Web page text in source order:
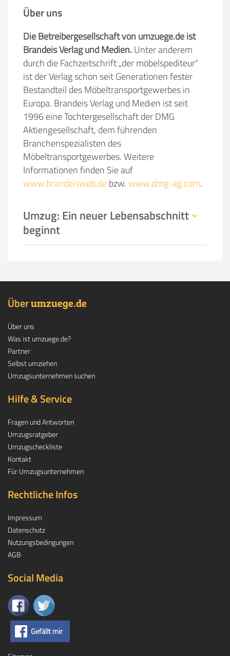
Über uns
Die Betreibergesellschaft von umzuege.de ist
Brandeis Verlag und Medien.Unter anderem
durch die Fachzeitschrift „der möbelspediteur“
ist der Verlag schon seit Generationen fester
Bestandteil des Möbeltransportgewerbes in
Europa. Brandeis Verlag und Medien ist seit
1996 eine Tochtergesellschaft der DMG
Aktiengesellschaft, dem führenden
Branchenspezialisten des
Möbeltransportgewerbes. Weitere
Informationen finden Sie auf
www.brandeisweb.debzw.www.dmg-ag.com.
Umzug: Ein neuer Lebensabschnitt
beginnt
Überumzuege.de
Über uns
Was ist umzuege.de?
Partner
Selbst umziehen
Umzugsunternehmen suchen
Hilfe & Service
Fragen und Antworten
Umzugsratgeber
Umzugscheckliste
Kontakt
Für Umzugsunternehmen
Rechtliche Infos
Impressum
Datenschutz
Nutzungsbedingungen
AGB
Social Media
Gefällt mir